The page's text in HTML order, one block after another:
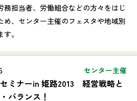
務担当者、労働組合などの方々をはじ
め、センター主催のフェスタや地域別
。
センター主催
ミナーin 姫路2013 経営戦略と
バランス！